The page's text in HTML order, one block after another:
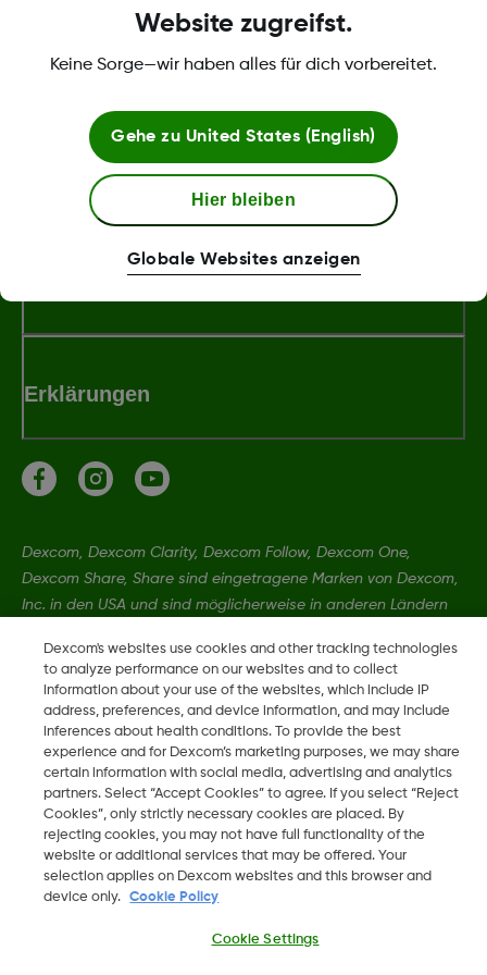
Über Dexcom
Bedingungen und Richtlinien
Erklärungen
Dexcom, Dexcom Clarity, Dexcom Follow, Dexcom One,
Dexcom Share, Share sind eingetragene Marken von Dexcom,
Inc. in den USA und sind möglicherweise in anderen Ländern
2026 Dexcom, Inc. Alle Rechte vorbehalten.
DE
Region ändern
Dexcom's websites use cookies and other tracking technologies
to analyze performance on our websites and to collect
information about your use of the websites, which include IP
address, preferences, and device information, and may include
inferences about health conditions. To provide the best
experience and for Dexcom’s marketing purposes, we may share
certain information with social media, advertising and analytics
partners. Select “Accept Cookies” to agree. If you select “Reject
Cookies”, only strictly necessary cookies are placed. By
rejecting cookies, you may not have full functionality of the
website or additional services that may be offered. Your
selection applies on Dexcom websites and this browser and
device only.
Cookie Policy
Cookie Settings
Website zugreifst.
Keine Sorge—wir haben alles für dich vorbereitet.
Gehe zu United States (English)
Hier bleiben
Globale Websites anzeigen